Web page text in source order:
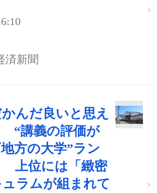
済新聞
かんだ良いと思え
“講義の評価が
方の大学”ラン
上位には「緻密
ラムが組まれて